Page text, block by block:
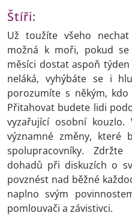
Štíři:
Už toužíte všeho
možná k moři, pokud
měsíci dostat aspoň
neláká, vyhýbáte se i
porozumíte s někým,
Přitahovat budete lidi
vyzařující osobní
významné změny, které
spolupracovníky.
dohadů při diskuzích o
povznést nad běžné
naplno svým
pomlouvači a závistivci.